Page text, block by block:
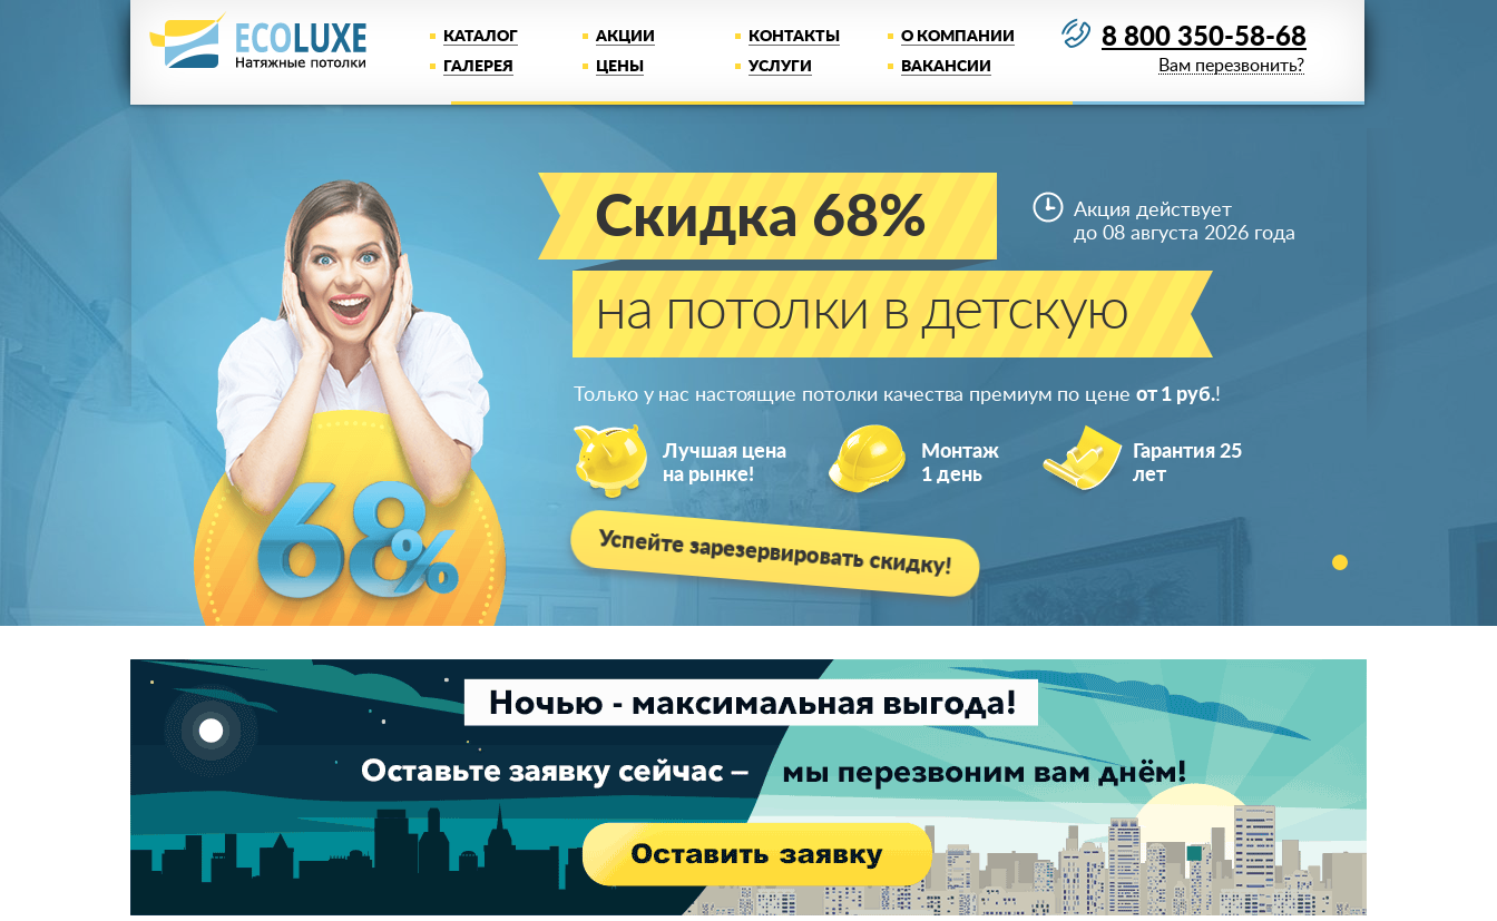
КАТАЛОГ АКЦИИ КОНТАКТЫ
О КОМПАНИИ
ГАЛЕРЕЯ
ЦЕНЫ УСЛУГИ ВАКАНСИИ
8 800 350-58-68
Вам перезвонить?
Скидка 68%
на потолки в детскую
Акция действует
до 08 августа 2026 года
Только у нас настоящие потолки качества премиум по цене от 1 руб.!
Лучшая цена
на рынке!
Монтаж
1 день
Гарантия 25
лет
Успейте зарезервировать скидку!